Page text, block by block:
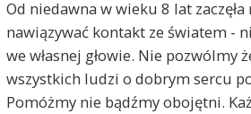
Od niedawna w wieku 8 lat zaczęła
nawiązywać kontakt ze światem -
we własnej głowie. Nie pozwólmy
wszystkich ludzi o dobrym sercu
Pomóżmy nie bądźmy obojętni.